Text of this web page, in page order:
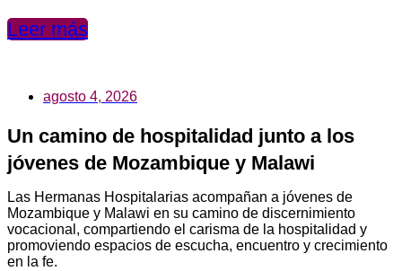
Leer más
agosto 4, 2026
Un camino de hospitalidad junto a los
jóvenes de Mozambique y Malawi
Las Hermanas Hospitalarias acompañan a jóvenes de
Mozambique y Malawi en su camino de discernimiento
vocacional, compartiendo el carisma de la hospitalidad y
promoviendo espacios de escucha, encuentro y crecimiento
en la fe.